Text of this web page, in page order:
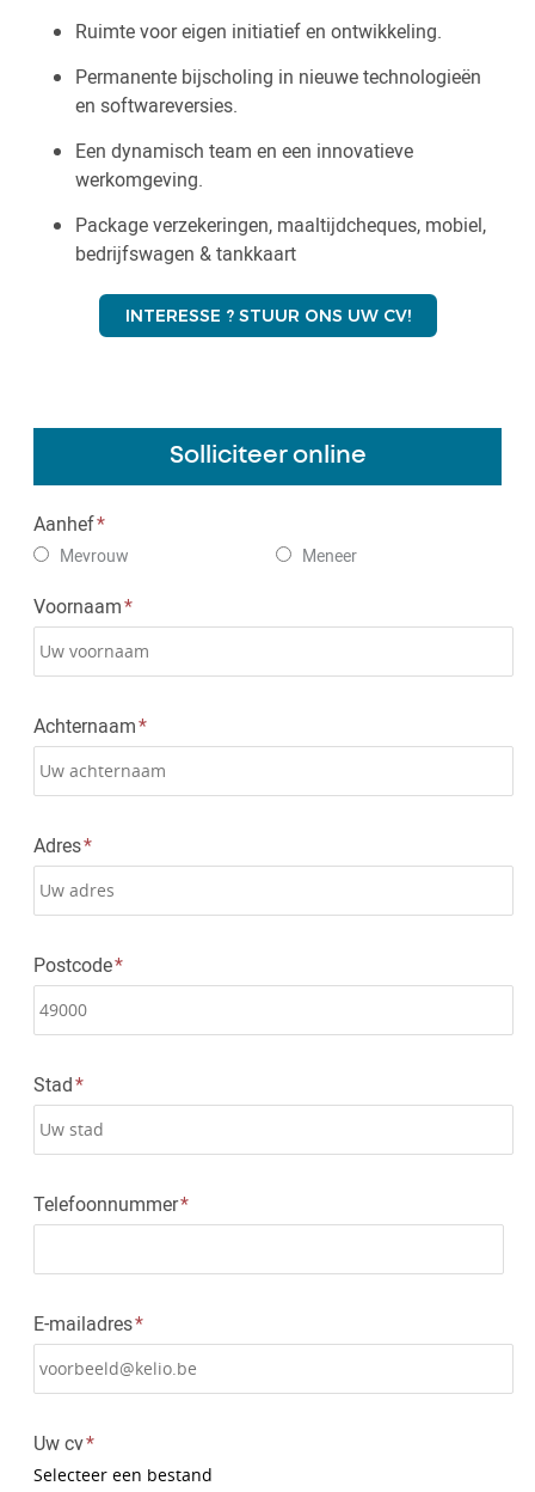
Ruimte voor eigen initiatief en ontwikkeling.
Permanente bijscholing in nieuwe technologieën
en softwareversies.
Een dynamisch team en een innovatieve
werkomgeving.
Package verzekeringen, maaltijdcheques, mobiel,
bedrijfswagen & tankkaart
INTERESSE ? STUUR ONS UW CV!
Solliciteer online
Aanhef
Mevrouw Meneer
Voornaam
Achternaam
Adres
Postcode
Stad
Telefoonnummer
E-mailadres
Uw cv
Selecteer een bestand